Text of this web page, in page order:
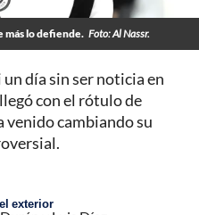
más lo defiende. Foto: Al Nassr.
un día sin ser noticia en
con el rótulo de
venido cambiando su
exterior